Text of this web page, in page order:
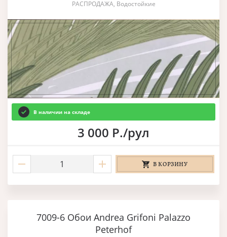
РАСПРОДАЖА, Водостойкие
В наличии на складе
3 000 Р./рул
В КОРЗИНУ
7009-6 Обои Andrea Grifoni Palazzo
Peterhof